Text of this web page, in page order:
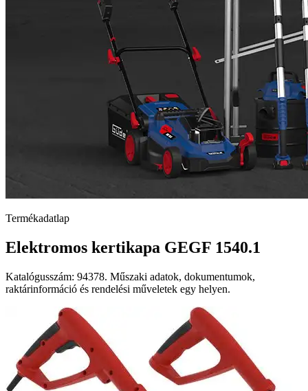
Termékadatlap
Elektromos kertikapa GEGF 1540.1
Katalógusszám: 94378. Műszaki adatok, dokumentumok,
raktárinformáció és rendelési műveletek egy helyen.